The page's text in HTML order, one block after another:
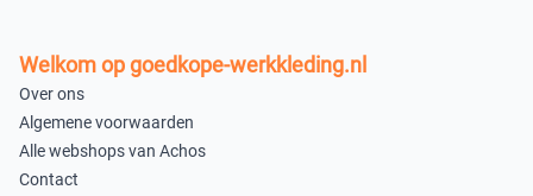
Antraciet/Oranje
×
Welkom op goedkope-werkkleding.nl
Over ons
Algemene voorwaarden
Alle webshops van Achos
Contact